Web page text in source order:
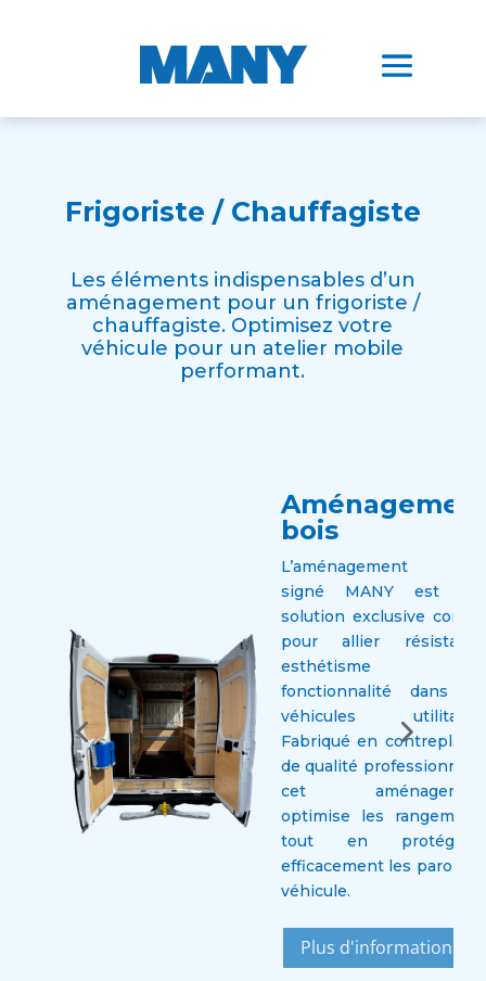
Frigoriste / Chauffagiste
Les éléments indispensables d’un
aménagement pour un frigoriste /
chauffagiste. Optimisez votre
véhicule pour un atelier mobile
performant.
bois
L’aménagement
signé MANY est
solution exclusive
pour allier
esthétisme
fonctionnalité dans
véhicules
Fabriqué en
de qualité
cet
optimise les
tout en
efficacement les parois
véhicule.
Plus d'informations